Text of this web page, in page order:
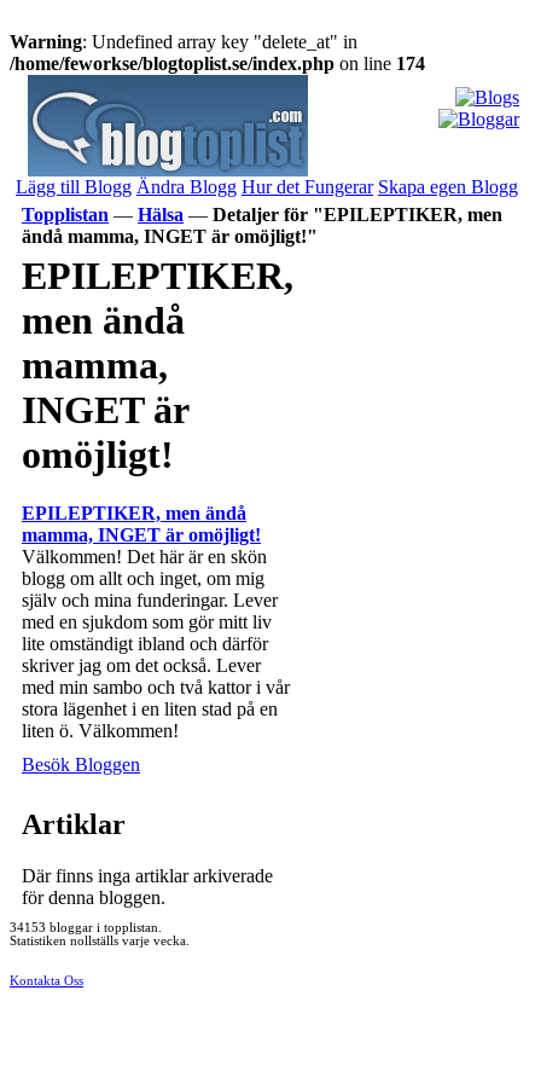
Warning: Undefined array key "delete_at" in
/home/feworkse/blogtoplist.se/index.php on line 174
Lägg till Blogg Ändra Blogg Hur det Fungerar Skapa egen Blogg
Topplistan — Hälsa — Detaljer för "EPILEPTIKER, men
ändå mamma, INGET är omöjligt!"
EPILEPTIKER,
men ändå
mamma,
INGET är
omöjligt!
EPILEPTIKER, men ändå
mamma, INGET är omöjligt!
Välkommen! Det här är en skön
blogg om allt och inget, om mig
själv och mina funderingar. Lever
med en sjukdom som gör mitt liv
lite omständigt ibland och därför
skriver jag om det också. Lever
med min sambo och två kattor i vår
stora lägenhet i en liten stad på en
liten ö. Välkommen!
Besök Bloggen
Artiklar
Där finns inga artiklar arkiverade
för denna bloggen.
34153 bloggar i topplistan.
Statistiken nollställs varje vecka.
Kontakta Oss